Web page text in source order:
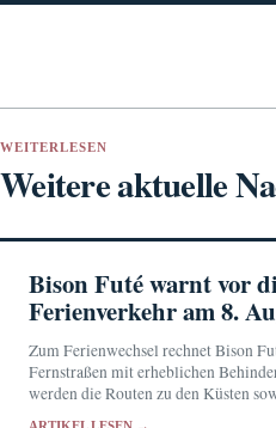
WEITERLESEN
Weitere aktuelle
Bison Futé warnt vor
Ferienverkehr am 8.
Zum Ferienwechsel rechnet Bison
Fernstraßen mit erheblichen
werden die Routen zu den Küsten
ARTIKEL LESEN →